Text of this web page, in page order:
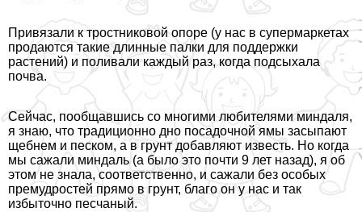
Привязали к тростниковой опоре (у нас в супермаркетах
продаются такие длинные палки для поддержки
растений) и поливали каждый раз, когда подсыхала
почва.
Сейчас, пообщавшись со многими любителями миндаля,
я знаю, что традиционно дно посадочной ямы засыпают
щебнем и песком, а в грунт добавляют известь. Но когда
мы сажали миндаль (а было это почти 9 лет назад), я об
этом не знала, соответственно, и сажали без особых
премудростей прямо в грунт, благо он у нас и так
избыточно песчаный.